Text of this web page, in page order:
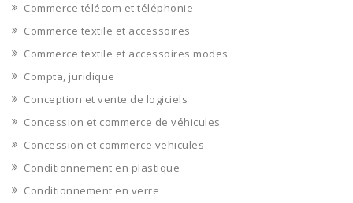
Commerce télécom et téléphonie
Commerce textile et accessoires
Commerce textile et accessoires modes
Compta, juridique
Conception et vente de logiciels
Concession et commerce de véhicules
Concession et commerce vehicules
Conditionnement en plastique
Conditionnement en verre